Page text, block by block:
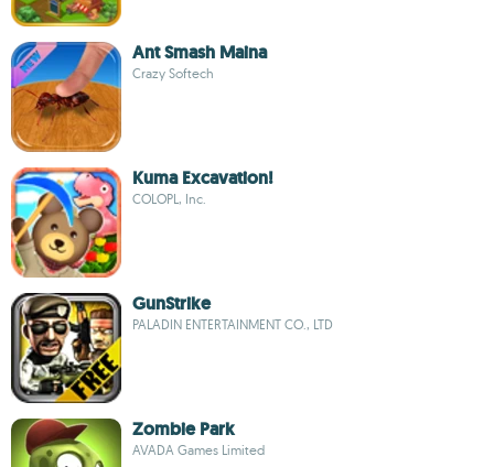
Ant Smash Maina
Crazy Softech
Kuma Excavation!
COLOPL, Inc.
GunStrike
PALADIN ENTERTAINMENT CO., LTD
Zombie Park
AVADA Games Limited